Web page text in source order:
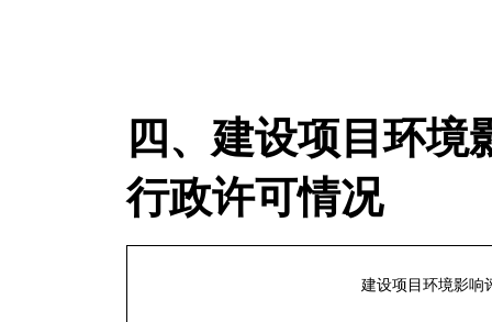
四、建设项目环境
行政许可情况
建设项目环境影响